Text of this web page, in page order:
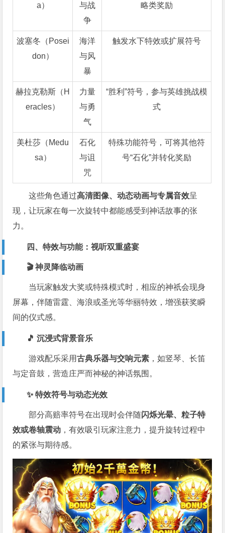
a）
与战
争
略类奖励
波塞冬（Posei
don）
海洋
与风
暴
触发水下特效或扩展符号
赫拉克勒斯（H
eracles）
力量
与勇
气
“胜利”符号，参与英雄挑战模
式
美杜莎（Medu
sa）
石化
与诅
咒
特殊功能符号，可将其他符
号“石化”并转化奖励
这些角色通过高清图像、动态动画与专属音效呈
现，让玩家在每一次旋转中都能感受到神话故事的张
力。
四、特效与功能：视听双重盛宴
🎬 神灵降临动画
当玩家触发大奖或特殊模式时，相应的神祇会现身
屏幕，伴随雷霆、海浪或圣光等华丽特效，增强获奖瞬
间的仪式感。
🎵 沉浸式背景音乐
游戏配乐采用古典乐器与交响元素 ，如竖琴、长笛
与定音鼓，营造庄严而神秘的神话氛围。
✨ 特效符号与动态光效
部分高赔率符号在出现时会伴随闪烁光晕、粒子特
效或卷轴震动 ，有效吸引玩家注意力，提升旋转过程中
的紧张与期待感。